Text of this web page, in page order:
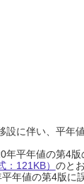
設に伴い、平年
年平年値の第4
121KB） のと
年値の第4版に